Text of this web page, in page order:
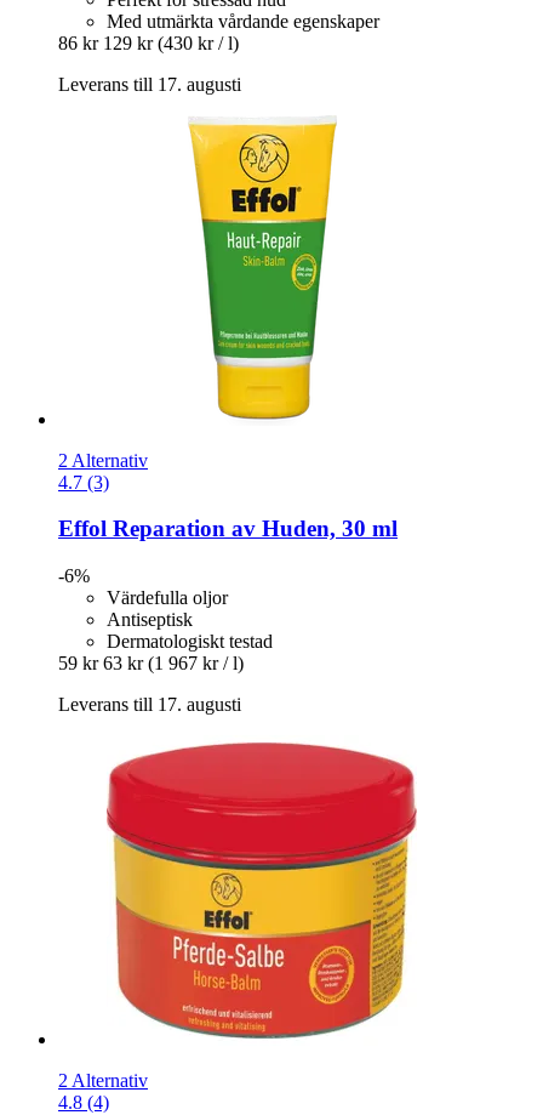
Med utmärkta vårdande egenskaper
86 kr 129 kr (430 kr / l)
Leverans till 17. augusti
2 Alternativ
4.7 (3)
Effol Reparation av Huden, 30 ml
-6%
Värdefulla oljor
Antiseptisk
Dermatologiskt testad
59 kr 63 kr (1 967 kr / l)
Leverans till 17. augusti
2 Alternativ
4.8 (4)